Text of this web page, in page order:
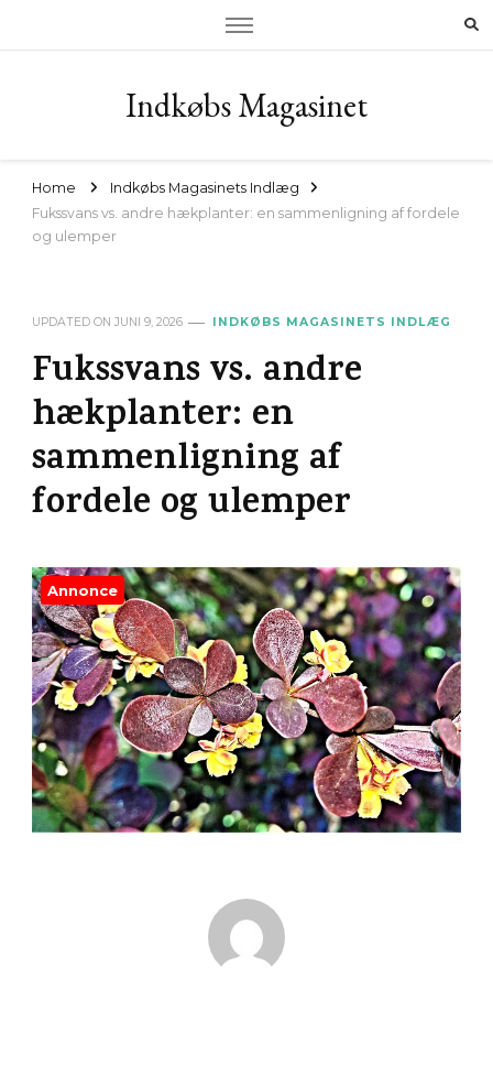
Indkøbs Magasinet
Home
Indkøbs Magasinets Indlæg
Fukssvans vs. andre hækplanter: en sammenligning af fordele
og ulemper
UPDATED ON JUNI 9, 2026 INDKØBS MAGASINETS INDLÆG
Fukssvans vs. andre
hækplanter: en
sammenligning af
fordele og ulemper
Annonce